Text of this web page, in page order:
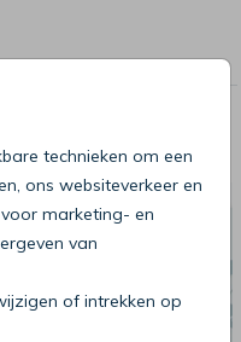
technieken om een
ons websiteverkeer en
marketing- en
van
of intrekken op